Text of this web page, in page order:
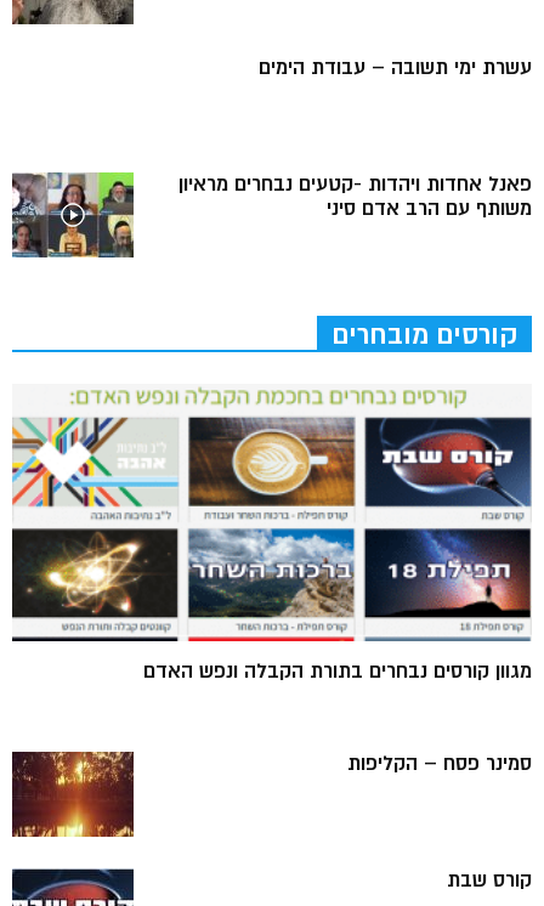
עשרת ימי תשובה – עבודת הימים
פאנל אחדות ויהדות -קטעים נבחרים מראיון
משותף עם הרב אדם סיני
קורסים מובחרים
מגוון קורסים נבחרים בתורת הקבלה ונפש האדם
סמינר פסח – הקליפות
קורס שבת